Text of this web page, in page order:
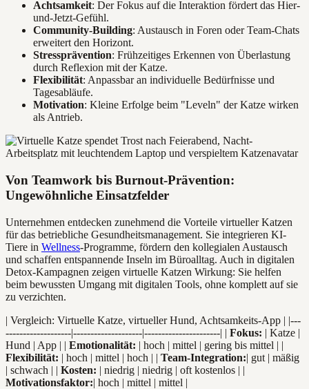
Achtsamkeit: Der Fokus auf die Interaktion fördert das Hier-
und-Jetzt-Gefühl.
Community-Building: Austausch in Foren oder Team-Chats
erweitert den Horizont.
Stressprävention: Frühzeitiges Erkennen von Überlastung
durch Reflexion mit der Katze.
Flexibilität: Anpassbar an individuelle Bedürfnisse und
Tagesabläufe.
Motivation: Kleine Erfolge beim "Leveln" der Katze wirken
als Antrieb.
Von Teamwork bis Burnout-Prävention:
Ungewöhnliche Einsatzfelder
Unternehmen entdecken zunehmend die Vorteile virtueller Katzen
für das betriebliche Gesundheitsmanagement. Sie integrieren KI-
Tiere in Wellness-Programme, fördern den kollegialen Austausch
und schaffen entspannende Inseln im Büroalltag. Auch in digitalen
Detox-Kampagnen zeigen virtuelle Katzen Wirkung: Sie helfen
beim bewussten Umgang mit digitalen Tools, ohne komplett auf sie
zu verzichten.
| Vergleich: Virtuelle Katze, virtueller Hund, Achtsamkeits-App | |---
-------------------|--------------------|----------------------| | Fokus: | Katze |
Hund | App | | Emotionalität: | hoch | mittel | gering bis mittel | |
Flexibilität: | hoch | mittel | hoch | | Team-Integration:| gut | mäßig
| schwach | | Kosten: | niedrig | niedrig | oft kostenlos | |
Motivationsfaktor:| hoch | mittel | mittel |